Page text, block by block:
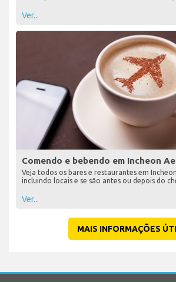
Ver...
Comendo e bebendo em Incheon
Veja todos os bares e restaurantes em
incluindo locais e se são antes ou depois do
Ver...
MAIS INFORMAÇÕES